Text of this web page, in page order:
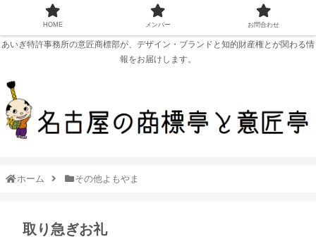
あいぎ特許事務所の意匠商標部が、デザイン・ブランドと知的財産権とが関わる情
報をお届けします。
ホーム その他よもやま
取り急ぎお礼
HOME メンバー お問合わせ